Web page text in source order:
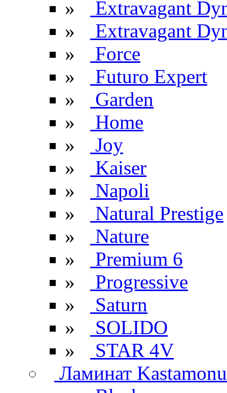
»
Extravagant
»
Extravagant
»
Force
»
Futuro Expert
»
Garden
»
Home
»
Joy
»
Kaiser
»
Napoli
»
Natural Prestige
»
Nature
»
Premium 6
»
Progressive
»
Saturn
»
SOLIDO
»
STAR 4V
Ламинат Kastamonu